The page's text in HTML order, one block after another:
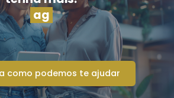
agil
como podemos te ajudar